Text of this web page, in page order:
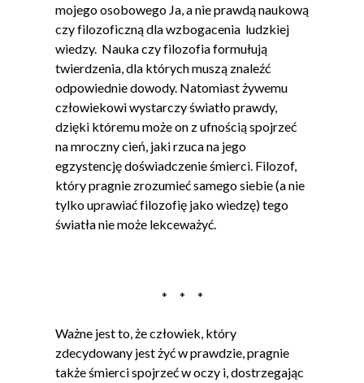
mojego osobowego Ja, a nie prawdą naukową
czy filozoficzną dla wzbogacenia ludzkiej
wiedzy. Nauka czy filozofia formułują
twierdzenia, dla których muszą znaleźć
odpowiednie dowody. Natomiast żywemu
człowiekowi wystarczy światło prawdy,
dzięki któremu może on z ufnością spojrzeć
na mroczny cień, jaki rzuca na jego
egzystencję doświadczenie śmierci. Filozof,
który pragnie zrozumieć samego siebie (a nie
tylko uprawiać filozofię jako wiedzę) tego
światła nie może lekceważyć.
* * *
Ważne jest to, że człowiek, który
zdecydowany jest żyć w prawdzie, pragnie
także śmierci spojrzeć w oczy i, dostrzegając